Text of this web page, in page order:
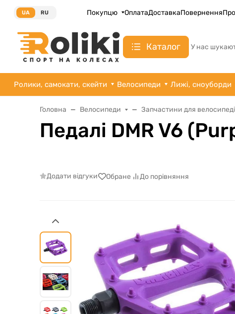
UA RU Покупцю ОплатаДоставкаПовернення
Каталог У нас
Ролики, самокати, скейти Велосипеди Лижі, сноуборди
Головна Велосипеди Запчастини для
Педалі DMR V6
Додати відгуки Обране До порівняння